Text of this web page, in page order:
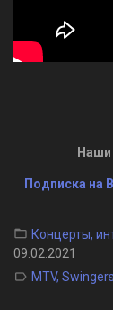
Наши
Подписка на
Концерты,
09.02.2021
MTV,